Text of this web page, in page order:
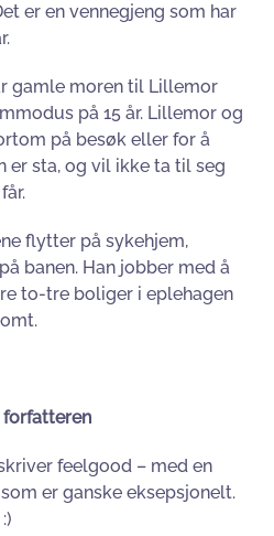
er en vennegjeng som har
gamle moren til Lillemor
på 15 år. Lillemor og
på besøk eller for å
er sta, og vil ikke ta til seg
flytter på sykehjem,
banen. Han jobber med å
to-tre boliger i eplehagen
feelgood – med en
er ganske eksepsjonelt.